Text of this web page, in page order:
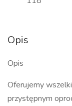
Opis
Opis
Oferujemy
przystępnym